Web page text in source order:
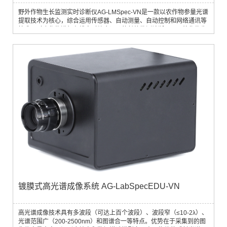
野外作物生长监测实时诊断仪AG-LMSpec-VN是一款以农作物参量光谱
提取技术为核心，综合运用传感器、自动测量、自动控制和网络通讯等
取作物生长信息，包括作物叶层氮含量、叶层氮积累量、叶面积指数、
叶干重、叶绿素a、肥力诊断等生长指标。克服了传统作物生长信息获
取中需要田...
镀膜式高光谱成像系统 AG-LabSpecEDU-VN
高光谱成像技术具有多波段（可达上百个波段）、波段窄（≤10-2λ）、
光谱范围广（200-2500nm）和图谱合一等特点。优势在于采集到的图